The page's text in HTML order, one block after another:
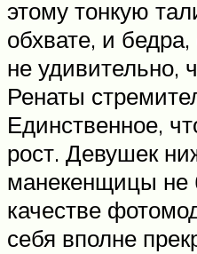
этому тонкую
обхвате, и
не удивительно,
Ренаты
Единственное,
рост. Девушек
манекенщицы не
качестве
себя вполне